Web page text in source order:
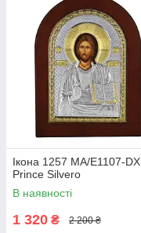
Ікона 1257 MA/E1107-DX
Prince Silvero
В наявності
1 320 ₴ 2 200 ₴